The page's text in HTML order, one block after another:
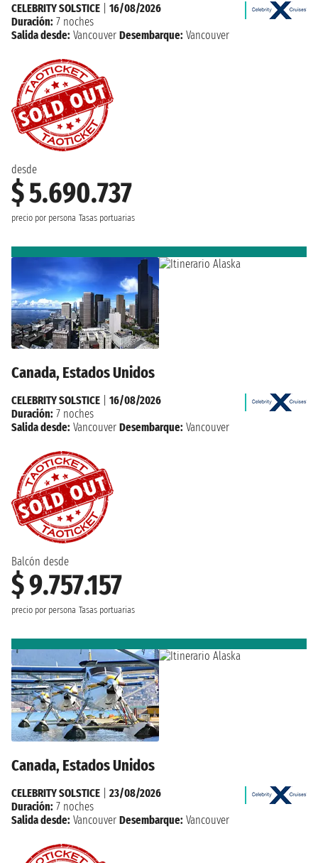
desde
$ 5.690.737
precio por persona Tasas portuarias
CELEBRITY SOLSTICE
16/08/2026
Duración: 7 noches
Salida desde: Vancouver Desembarque: Vancouver
Canada, Estados Unidos
Balcón desde
$ 9.757.157
precio por persona Tasas portuarias
CELEBRITY SOLSTICE
16/08/2026
Duración: 7 noches
Salida desde: Vancouver Desembarque: Vancouver
Canada, Estados Unidos
CELEBRITY SOLSTICE
23/08/2026
Duración: 7 noches
Salida desde: Vancouver Desembarque: Vancouver